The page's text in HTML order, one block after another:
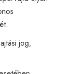
jog,